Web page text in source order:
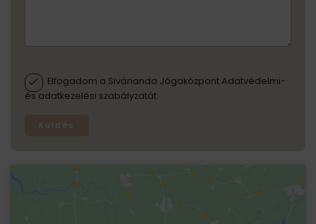
Elfogadom a Sivánanda Jógaközpont Adatvédelmi-
és adatkezelési szabályzatát.
Küldés